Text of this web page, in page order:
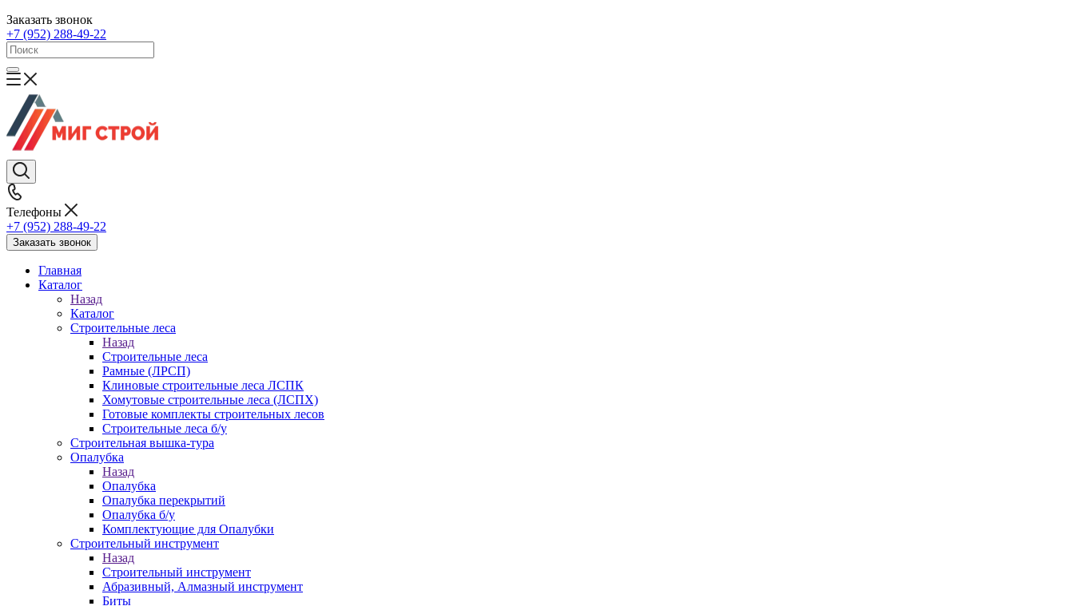
Заказать звонок
+7 (952) 288-49-22
Телефоны
+7 (952) 288-49-22
Заказать звонок
Главная
Каталог
Назад
Каталог
Строительные леса
Назад
Строительные леса
Рамные (ЛРСП)
Клиновые строительные леса ЛСПК
Хомутовые строительные леса (ЛСПХ)
Готовые комплекты строительных лесов
Строительные леса б/у
Строительная вышка-тура
Опалубка
Назад
Опалубка
Опалубка перекрытий
Опалубка б/у
Комплектующие для Опалубки
Строительный инструмент
Назад
Строительный инструмент
Абразивный, Алмазный инструмент
Биты